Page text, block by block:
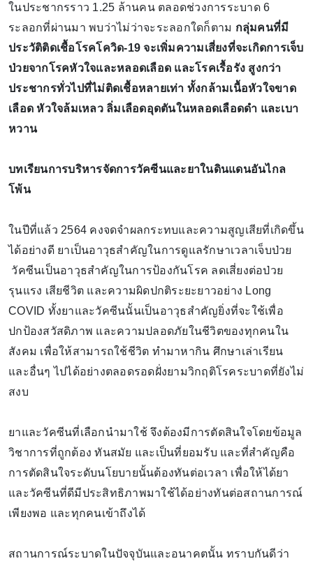
ในประชากรราว 1.25 ล้านคน ตลอดช่วงการระบาด 6
ระลอกที่ผ่านมา พบว่าไม่ว่าจะระลอกใดก็ตาม กลุ่มคนที่มี
ประวัติติดเชื้อโรคโควิด-19 จะเพิ่มความเสี่ยงที่จะเกิดการเจ็บ
ป่วยจากโรคหัวใจและหลอดเลือด และโรคเรื้อรัง สูงกว่า
ประชากรทั่วไปที่ไม่ติดเชื้อหลายเท่า ทั้งกล้ามเนื้อหัวใจขาด
เลือด หัวใจล้มเหลว ลิ่มเลือดอุดตันในหลอดเลือดดำ และเบา
หวาน
บทเรียนการบริหารจัดการวัคซีนและยาในดินแดนอันไกล
โพ้น
ในปีที่แล้ว 2564 คงจดจำผลกระทบและความสูญเสียที่เกิดขึ้น
ได้อย่างดี ยาเป็นอาวุธสำคัญในการดูแลรักษาเวลาเจ็บป่วย
วัคซีนเป็นอาวุธสำคัญในการป้องกันโรค ลดเสี่ยงต่อป่วย
รุนแรง เสียชีวิต และความผิดปกติระยะยาวอย่าง Long
COVID ทั้งยาและวัคซีนนั้นเป็นอาวุธสำคัญยิ่งที่จะใช้เพื่อ
ปกป้องสวัสดิภาพ และความปลอดภัยในชีวิตของทุกคนใน
สังคม เพื่อให้สามารถใช้ชีวิต ทำมาหากิน ศึกษาเล่าเรียน
และอื่นๆ ไปได้อย่างตลอดรอดฝั่งยามวิกฤติโรคระบาดที่ยังไม่
สงบ
ยาและวัคซีนที่เลือกนำมาใช้ จึงต้องมีการตัดสินใจโดยข้อมูล
วิชาการที่ถูกต้อง ทันสมัย และเป็นที่ยอมรับ และที่สำคัญคือ
การตัดสินใจระดับนโยบายนั้นต้องทันต่อเวลา เพื่อให้ได้ยา
และวัคซีนที่ดีมีประสิทธิภาพมาใช้ได้อย่างทันต่อสถานการณ์
เพียงพอ และทุกคนเข้าถึงได้
สถานการณ์ระบาดในปัจจุบันและอนาคตนั้น ทราบกันดีว่า